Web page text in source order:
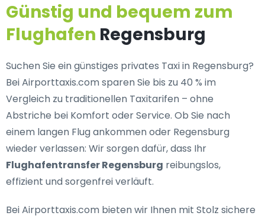
Günstig und bequem zum
Flughafen Regensburg
Suchen Sie eingünstiges privates Taxi in Regensburg?
Bei Airporttaxis.com sparen Sie bis zu 40 % im
Vergleich zu traditionellen Taxitarifen – ohne
Abstriche bei Komfort oder Service. Ob Sie nach
einem langen Flug ankommen oder Regensburg
wieder verlassen: Wir sorgen dafür, dass Ihr
Flughafentransfer Regensburg reibungslos,
effizient und sorgenfrei verläuft.
Bei Airporttaxis.com bieten wir Ihnen mit Stolz sichere